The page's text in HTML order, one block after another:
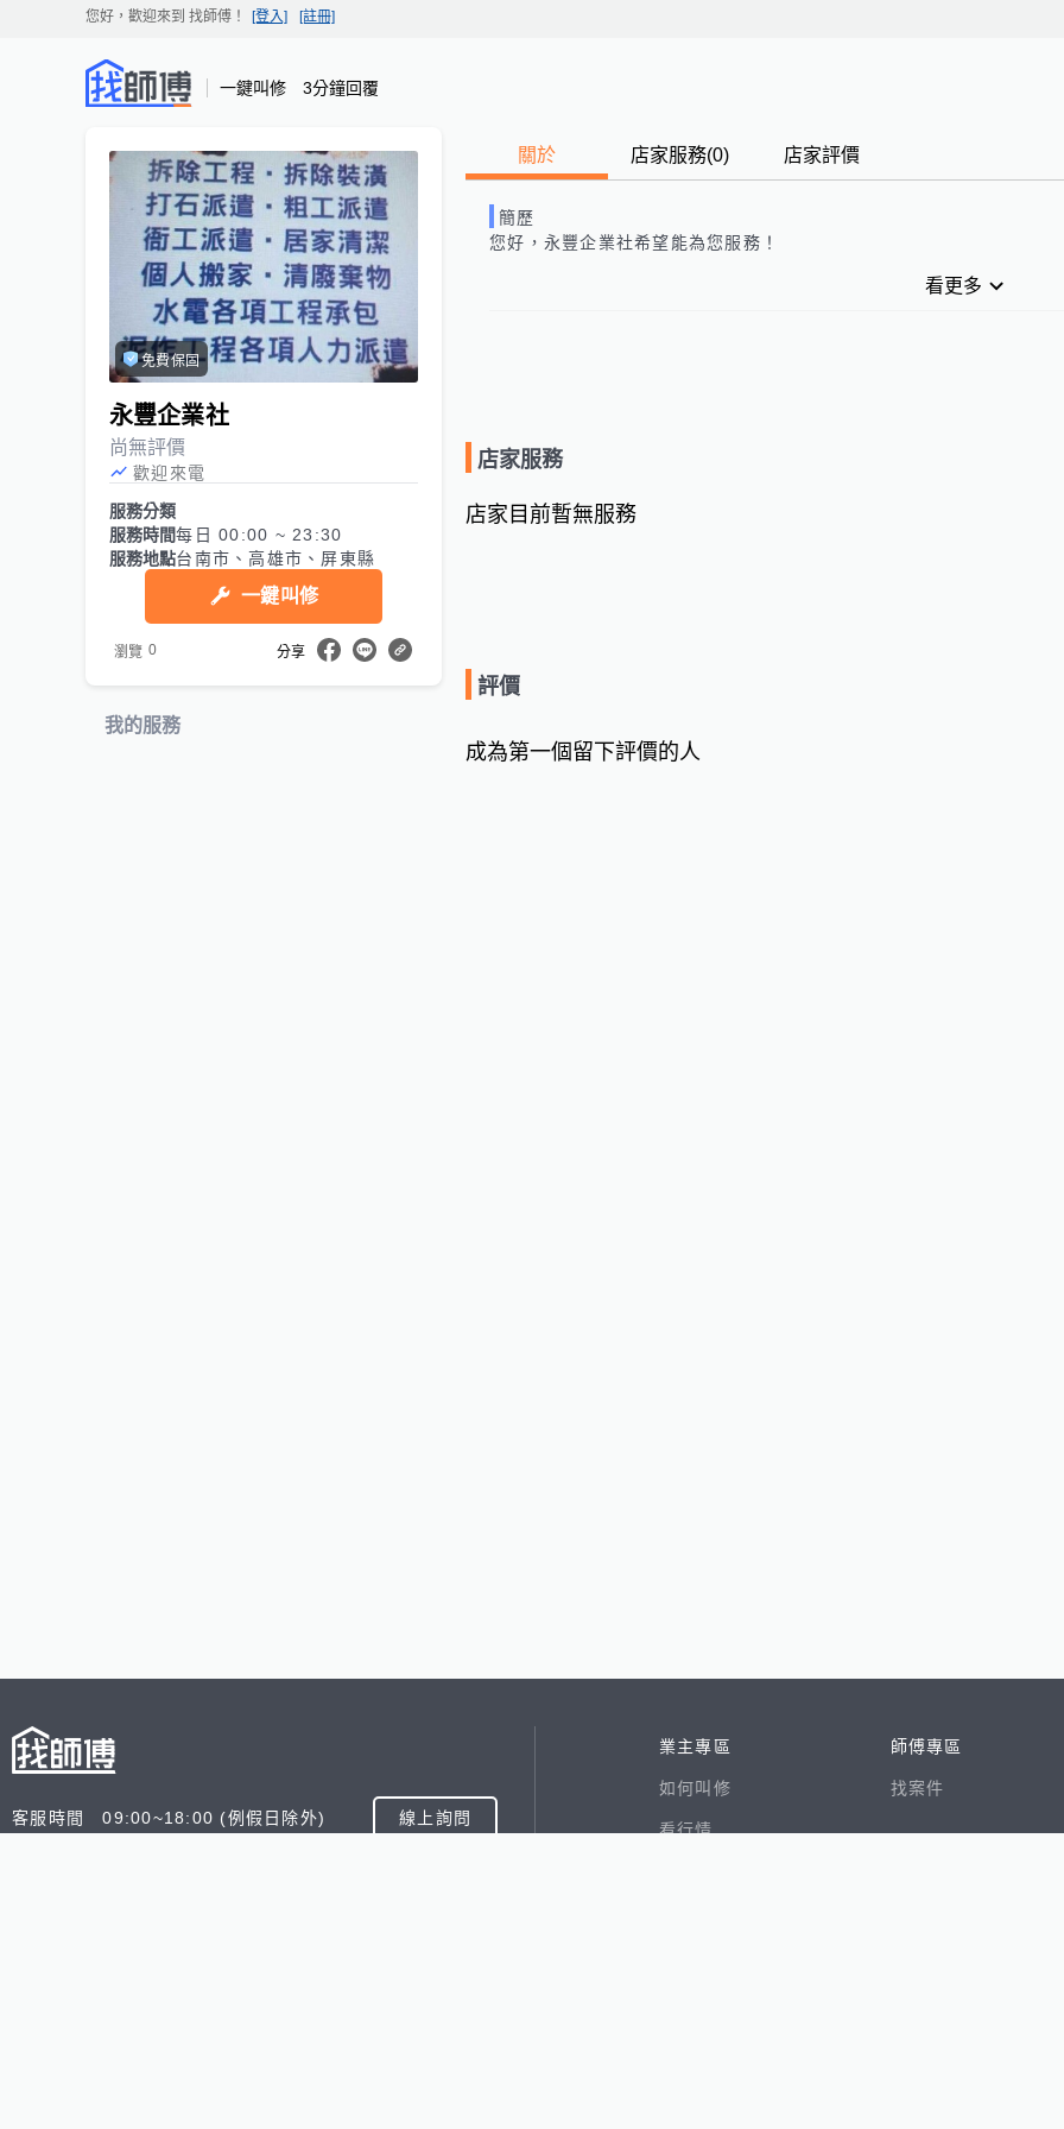
您好，歡迎來到 找師傅 ！ [登入] [註冊]
一鍵叫修 3分鐘回覆
免費保固
永豐企業社
尚無評價
歡迎來電
服務分類
服務時間每日 00:00 ~ 23:30
服務地點台南市、高雄市、屏東縣
一鍵叫修
瀏覽 0 分享
我的服務
關於 店家服務(0) 店家評價
簡歷
您好， 永豐企業社希望能為您服務！
看更多
店家服務
店家目前暫無服務
評價
成為第一個留下評價的人
客服時間 09:00~18:00 (例假日除外) 線上詢問
業主專區
如何叫修
看行情
師傅專區
找案件